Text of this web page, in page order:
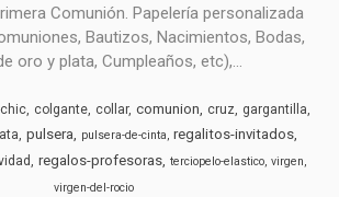
Comunión. Papelería personalizada
Bautizos, Nacimientos, Bodas,
oro y plata, Cumpleaños, etc),...
chic colgante collar comunion cruz gargantilla
pulsera pulsera-de-cinta regalitos-invitados
regalos-profesoras terciopelo-elastico virgen
virgen-del-rocio